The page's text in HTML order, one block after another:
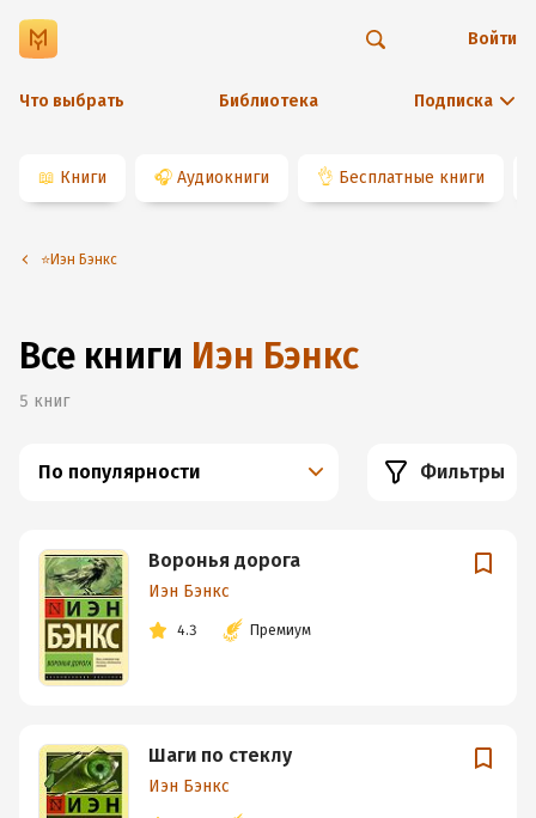
Что выбрать Библиотека Подписка
Войти
📖 Книги 🎧 Аудиокниги 👌 Бесплатные книги
⭐️Иэн Бэнкс
Все книги Иэн Бэнкс
5 книг
По популярности Фильтры
Воронья дорога
Иэн Бэнкс
4.3 Премиум
Шаги по стеклу
Иэн Бэнкс